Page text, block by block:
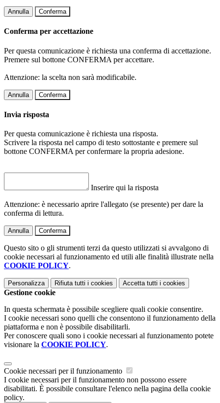
Annulla Conferma
Conferma per accettazione
Per questa comunicazione è richiesta una conferma di accettazione.
Premere sul bottone CONFERMA per accettare.
Attenzione: la scelta non sarà modificabile.
Annulla Conferma
Invia risposta
Per questa comunicazione è richiesta una risposta.
Scrivere la risposta nel campo di testo sottostante e premere sul
bottone CONFERMA per confermare la propria adesione.
Inserire qui la risposta
Attenzione: è necessario aprire l'allegato (se presente) per dare la
conferma di lettura.
Annulla Conferma
Questo sito o gli strumenti terzi da questo utilizzati si avvalgono di
cookie necessari al funzionamento ed utili alle finalità illustrate nella
COOKIE POLICY.
Personalizza Rifiuta tutti i cookies Accetta tutti i cookies
Gestione cookie
In questa schermata è possibile scegliere quali cookie consentire.
I cookie necessari sono quelli che consentono il funzionamento della
piattaforma e non è possibile disabilitarli.
Per conoscere quali sono i cookie necessari al funzionamento potete
visionare la COOKIE POLICY.
Cookie necessari per il funzionamento
I cookie necessari per il funzionamento non possono essere
disabilitati. È possibile consultare l'elenco nella pagina della cookie
policy.